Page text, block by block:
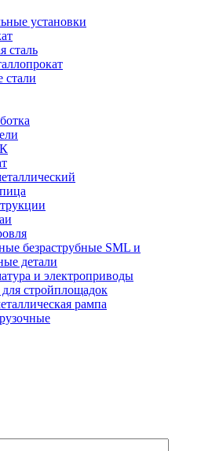
установки
сталь
стали
безраструбные SML и
детали
и электроприводы
стройплощадок
рампа